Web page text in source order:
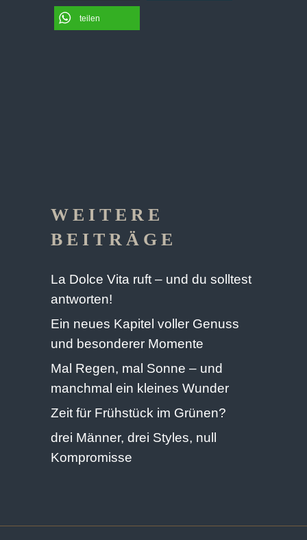
teilen
WEITERE
BEITRÄGE
La Dolce Vita ruft – und du solltest
antworten!
Ein neues Kapitel voller Genuss
und besonderer Momente
Mal Regen, mal Sonne – und
manchmal ein kleines Wunder
Zeit für Frühstück im Grünen?
drei Männer, drei Styles, null
Kompromisse